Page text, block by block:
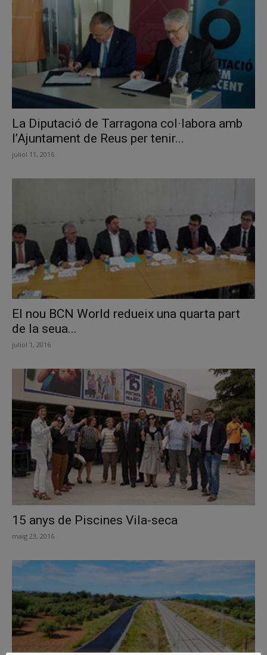
La Diputació de Tarragona col·labora amb
l’Ajuntament de Reus per tenir...
juliol 11, 2016
El nou BCN World redueix una quarta part
de la seua...
juliol 1, 2016
15 anys de Piscines Vila-seca
maig 23, 2016